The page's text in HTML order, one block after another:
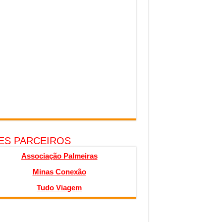
PARCEIROS
Associação Palmeiras
Minas Conexão
Tudo Viagem